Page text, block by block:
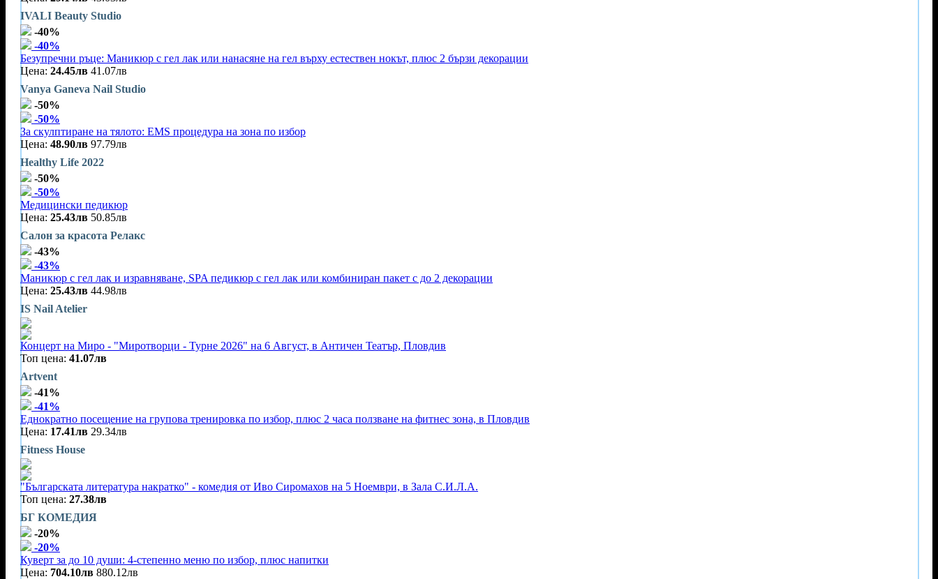
IVALI Beauty Studio
-40%
-40%
Безупречни ръце: Маникюр с гел лак или нанасяне на гел върху естествен нокът, плюс 2 бързи декорации
Цена: 24.45лв 41.07лв
Vanya Ganeva Nail Studio
-50%
-50%
За скулптиране на тялото: EMS процедура на зона по избор
Цена: 48.90лв 97.79лв
Healthy Life 2022
-50%
-50%
Медицински педикюр
Цена: 25.43лв 50.85лв
Салон за красота Релакс
-43%
-43%
Маникюр с гел лак и изравняване, SPA педикюр с гел лак или комбиниран пакет с до 2 декорации
Цена: 25.43лв 44.98лв
IS Nail Atelier
Концерт на Миро - "Миротворци - Турне 2026" на 6 Август, в Античен Театър, Пловдив
Топ цена: 41.07лв
Artvent
-41%
-41%
Еднократно посещение на групова тренировка по избор, плюс 2 часа ползване на фитнес зона, в Пловдив
Цена: 17.41лв 29.34лв
Fitness House
"Българската литература накратко" - комедия от Иво Сиромахов на 5 Ноември, в Зала С.И.Л.А.
Топ цена: 27.38лв
БГ КОМЕДИЯ
-20%
-20%
Куверт за до 10 души: 4-степенно меню по избор, плюс напитки
Цена: 704.10лв 880.12лв